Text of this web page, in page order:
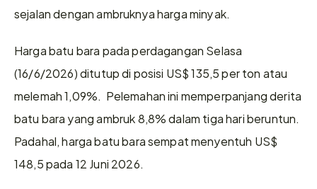
sejalan dengan ambruknya harga minyak.
Harga batu bara pada perdagangan Selasa
(16/6/2026) ditutup di posisi US$ 135,5 per ton atau
melemah 1,09%.  Pelemahan ini memperpanjang derita
batu bara yang ambruk 8,8% dalam tiga hari beruntun.
Padahal, harga batu bara sempat menyentuh US$
148,5 pada 12 Juni 2026.